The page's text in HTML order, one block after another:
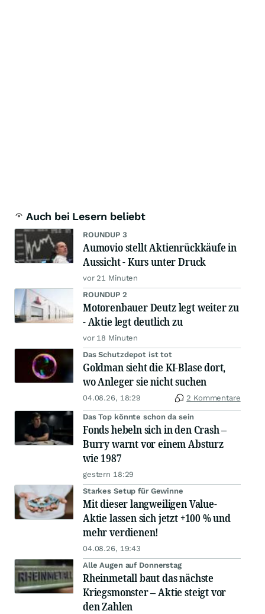
Auch bei Lesern beliebt
ROUNDUP 3
Aumovio stellt Aktienrückkäufe in
Aussicht - Kurs unter Druck
vor 21 Minuten
ROUNDUP 2
Motorenbauer Deutz legt weiter zu
- Aktie legt deutlich zu
vor 18 Minuten
Das Schutzdepot ist tot
Goldman sieht die KI-Blase dort,
wo Anleger sie nicht suchen
04.08.26, 18:29 2 Kommentare
Das Top könnte schon da sein
Fonds hebeln sich in den Crash –
Burry warnt vor einem Absturz
wie 1987
gestern 18:29
Starkes Setup für Gewinne
Mit dieser langweiligen Value-
Aktie lassen sich jetzt +100 % und
mehr verdienen!
04.08.26, 19:43
Alle Augen auf Donnerstag
Rheinmetall baut das nächste
Kriegsmonster – Aktie steigt vor
den Zahlen